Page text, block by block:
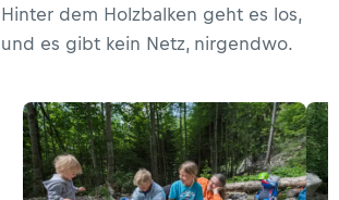
Hinter dem Holzbalken geht es los,
und es gibt kein Netz, nirgendwo.